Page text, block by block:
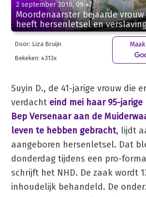
2 september 2016, 09:47
Moordenaarster bejaarde
heeft hersenletsel en
Door: Liza Bruijn
Bekeken: 4313x
Suyin D., de 41-jarige vrouw die
verdacht eind mei haar 95-jarige
Bep Versenaar aan de
leven te hebben gebracht, lijdt
aangeboren hersenletsel. Dat
donderdag tijdens een pro-
schrijft het NHD. De zaak wordt
inhoudelijk behandeld. De